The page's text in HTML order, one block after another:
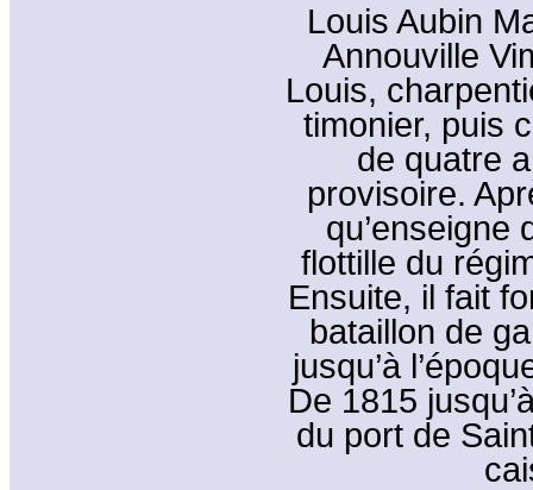
Louis Aubin
Annouville
Louis,
timonier, puis
de quatre
provisoire.
qu’enseigne
flottille du
Ensuite, il fait
bataillon de
jusqu’à
De 1815
du port de